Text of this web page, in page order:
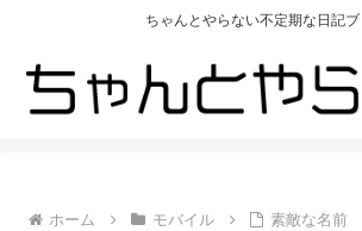
ちゃんとやらない不定期な日記
ホーム モバイル 素敵な名前